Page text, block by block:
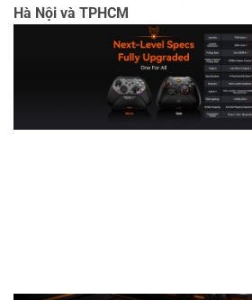
Hà Nội và TPHCM